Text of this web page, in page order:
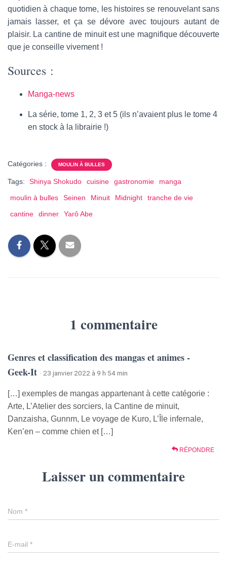
quotidien à chaque tome, les histoires se renouvelant sans
jamais lasser, et ça se dévore avec toujours autant de
plaisir. La cantine de minuit est une magnifique découverte
que je conseille vivement !
Sources :
Manga-news
La série, tome 1, 2, 3 et 5 (ils n’avaient plus le tome 4
en stock à la librairie !)
Catégories : MOULIN À BULLES
Tags: Shinya Shokudo cuisine gastronomie
manga
moulin à bulles
Seinen Minuit Midnight
tranche de vie
cantine
dinner Yarô Abe
1 commentaire
Genres et classification des mangas et animes -
Geek-It · 23 janvier 2022 à 9 h 54 min
[…] exemples de mangas appartenant à cette catégorie :
Arte, L’Atelier des sorciers, la Cantine de minuit,
Danzaisha, Gunnm, Le voyage de Kuro, L’Île infernale,
Ken’en – comme chien et […]
RÉPONDRE
Laisser un commentaire
Nom *
E-mail *